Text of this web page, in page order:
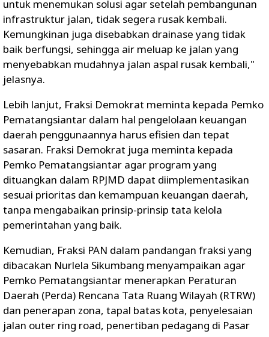
untuk menemukan solusi agar setelah pembangunan
infrastruktur jalan, tidak segera rusak kembali.
Kemungkinan juga disebabkan drainase yang tidak
baik berfungsi, sehingga air meluap ke jalan yang
menyebabkan mudahnya jalan aspal rusak kembali,"
jelasnya.
Lebih lanjut, Fraksi Demokrat meminta kepada Pemko
Pematangsiantar dalam hal pengelolaan keuangan
daerah penggunaannya harus efisien dan tepat
sasaran. Fraksi Demokrat juga meminta kepada
Pemko Pematangsiantar agar program yang
dituangkan dalam RPJMD dapat diimplementasikan
sesuai prioritas dan kemampuan keuangan daerah,
tanpa mengabaikan prinsip-prinsip tata kelola
pemerintahan yang baik.
Kemudian, Fraksi PAN dalam pandangan fraksi yang
dibacakan Nurlela Sikumbang menyampaikan agar
Pemko Pematangsiantar menerapkan Peraturan
Daerah (Perda) Rencana Tata Ruang Wilayah (RTRW)
dan penerapan zona, tapal batas kota, penyelesaian
jalan outer ring road, penertiban pedagang di Pasar